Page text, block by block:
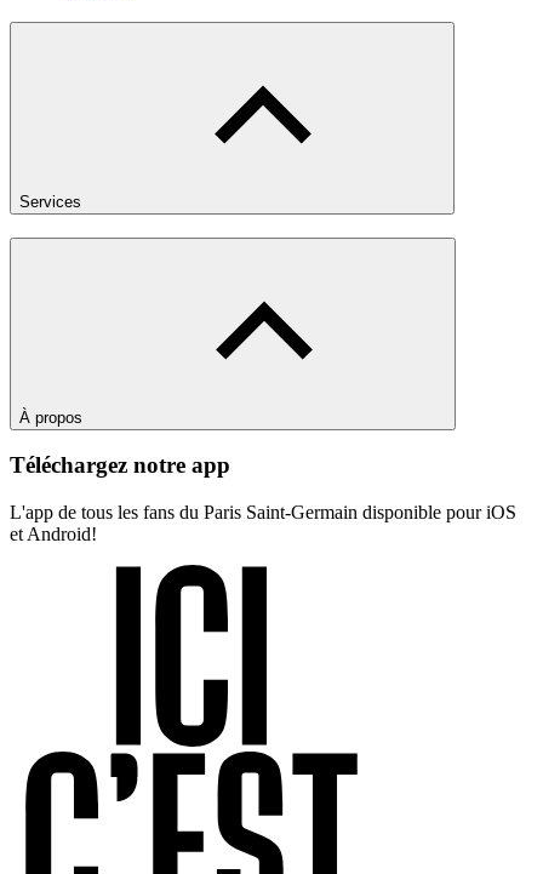
Services
À propos
Téléchargez notre app
L'app de tous les fans du Paris Saint-Germain disponible pour iOS
et Android!